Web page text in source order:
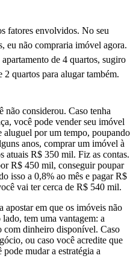
fatores envolvidos. No seu
eu não compraria imóvel agora.
de 4 quartos, sugiro
quartos para alugar também.
não considerou. Caso tenha
você pode vender seu imóvel
por um tempo, poupando
anos, comprar um imóvel à
atuais R$ 350 mil. Fiz as contas.
R$ 450 mil, conseguir poupar
isso a 0,8% ao mês e pagar R$
vai ter cerca de R$ 540 mil.
apostar em que os imóveis não
tem uma vantagem: a
com dinheiro disponível. Caso
ou caso você acredite que
mudar a estratégia a